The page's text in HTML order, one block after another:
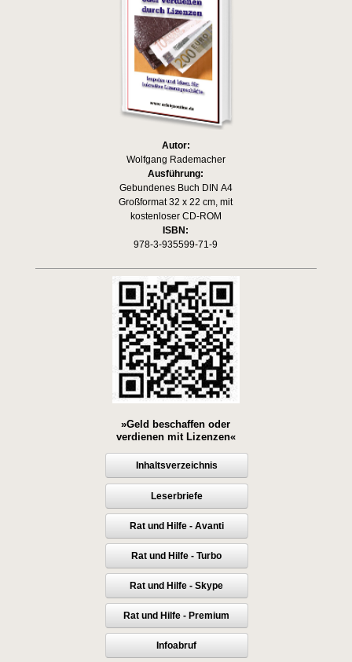
Autor:
Wolfgang Rademacher
Ausführung:
Gebundenes Buch DIN A4
Großformat 32 x 22 cm, mit
kostenloser CD-ROM
ISBN:
978-3-935599-71-9
»Geld beschaffen oder
verdienen mit Lizenzen«
Inhaltsverzeichnis
Leserbriefe
Rat und Hilfe - Avanti
Rat und Hilfe - Turbo
Rat und Hilfe - Skype
Rat und Hilfe - Premium
Infoabruf